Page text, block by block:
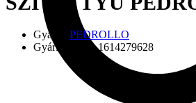
Gyártó: PEDROLLO
Gyári szám:
0-1614279628